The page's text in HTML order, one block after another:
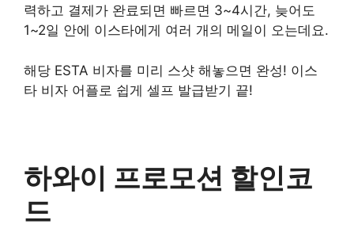
력하고 결제가 완료되면 빠르면 3~4시간, 늦어도
1~2일 안에 이스타에게 여러 개의 메일이 오는데요.
해당 ESTA 비자를 미리 스샷 해놓으면 완성! 이스
타 비자 어플로 쉽게 셀프 발급받기 끝!
하와이 프로모션 할인코
드